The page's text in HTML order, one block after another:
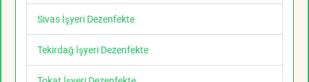
Sivas İşyeri Dezenfekte
Tekirdağ İşyeri Dezenfekte